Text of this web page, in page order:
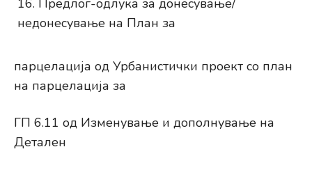
Предлог-одлука за донесување/
недонесување на План за
парцелација од Урбанистички проект со план
на парцелација за
ГП 6.11 од Изменување и дополнување на
Детален